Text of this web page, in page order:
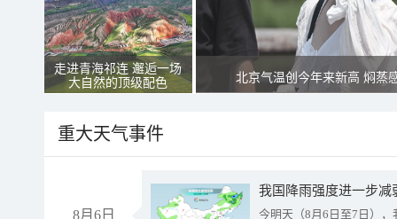
走进青海祁连 邂逅一场
大自然的顶级配色
北京气温创今年来新高 焖蒸
重大天气事件
8月6日
今明天（8月6日至7日）